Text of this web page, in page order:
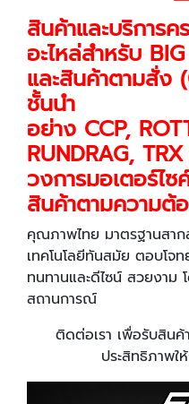
สินค้าและบริการ
อะไหล่สำหรับ
และสินค้าตามสั่ง
ชั้นนำ
อย่าง CCP,
RUNDRAG, TRX
วงการมอเตอร์ไ
สินค้าตามความต้
คุณภาพไทย มาตรฐานสา
เทคโนโลยีทันสมัย ตอบโจ
ทนทานและดีไซน์ สวยงาม
สถานการณ์
ติดต่อเรา เพื่อรับสินค้
ประสิทธิภาพ